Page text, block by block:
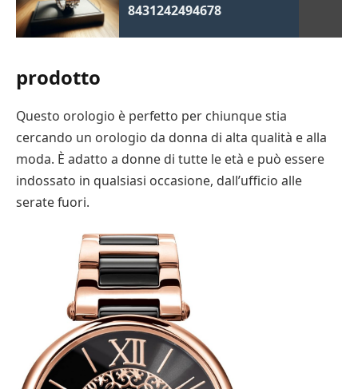
8431242494678
prodotto
Questo orologio è perfetto per chiunque stia
cercando un orologio da donna di alta qualità e alla
moda. È adatto a donne di tutte le età e può essere
indossato in qualsiasi occasione, dall’ufficio alle
serate fuori.